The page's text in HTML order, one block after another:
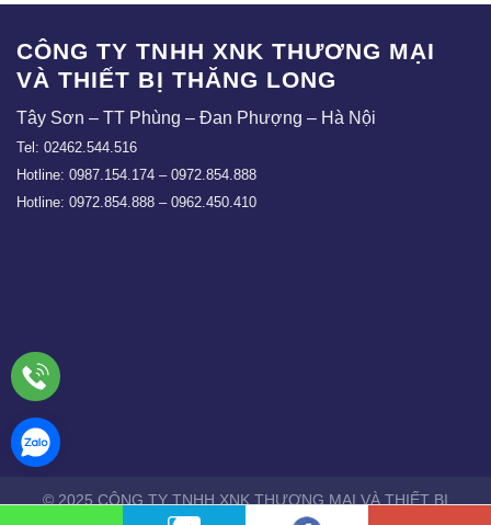
CÔNG TY TNHH XNK THƯƠNG MẠI
VÀ THIẾT BỊ THĂNG LONG
Tây Sơn – TT Phùng – Đan Phượng – Hà Nội
Tel: 02462.544.516
Hotline: 0987.154.174 – 0972.854.888
Hotline: 0972.854.888 – 0962.450.410
© 2025 CÔNG TY TNHH XNK THƯƠNG MẠI VÀ THIẾT BỊ